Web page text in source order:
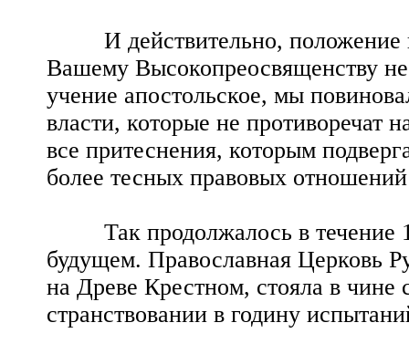
И действительно, положение
Вашему Высокопреосвященству
учение апостольское, мы
власти, которые не противоречат
все притеснения, которым
более тесных правовых
Так продолжалось в течение
будущем. Православная Церковь
на Древе Крестном, стояла в чине
странствовании в годину